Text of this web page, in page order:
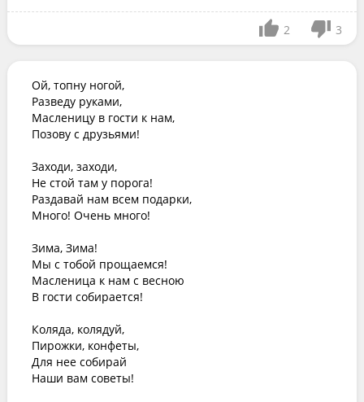
2 3
Ой, топну ногой,
Разведу руками,
Масленицу в гости к нам,
Позову с друзьями!
Заходи, заходи,
Не стой там у порога!
Раздавай нам всем подарки,
Много! Очень много!
Зима, Зима!
Мы с тобой прощаемся!
Масленица к нам с весною
В гости собирается!
Коляда, колядуй,
Пирожки, конфеты,
Для нее собирай
Наши вам советы!